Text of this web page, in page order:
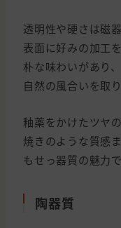
透明性や硬さは磁
表面に好みの加工
朴な味わいがあり
自然の風合いを取
釉薬をかけたツヤ
焼きのような質感
もせっ器質の魅力で
陶器質